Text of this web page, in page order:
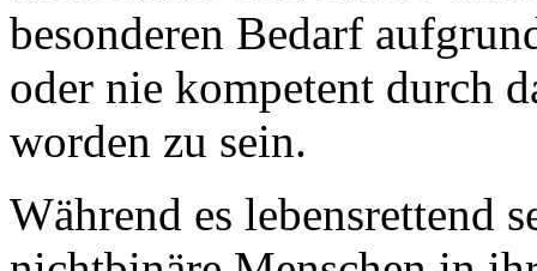
besonderen Bedarf
oder nie kompetent durch
worden zu sein.
Während es lebensrettend